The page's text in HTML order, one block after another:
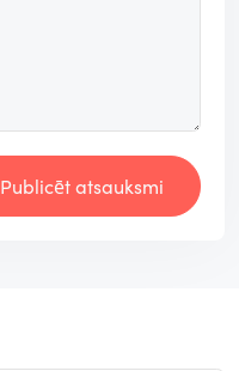
Publicēt atsauksmi